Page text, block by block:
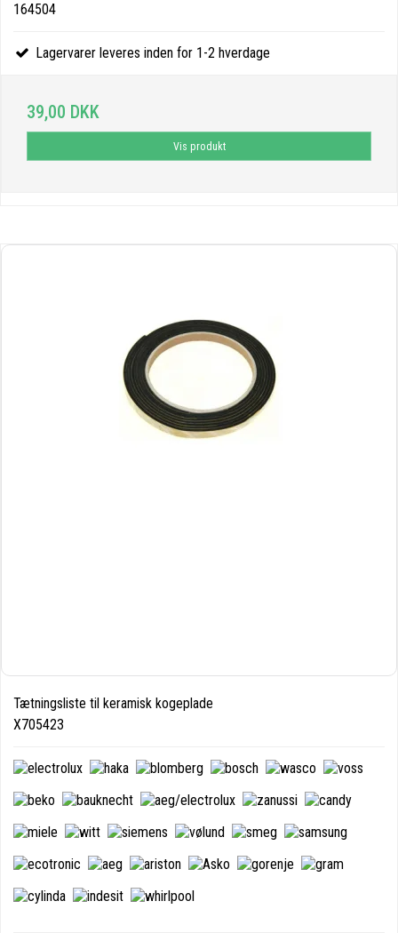
164504
Lagervarer leveres inden for 1-2 hverdage
39,00 DKK
Vis produkt
Tætningsliste til keramisk kogeplade
X705423